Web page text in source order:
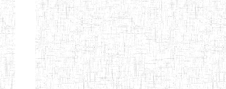
Etablissements
d'enseignement
normal